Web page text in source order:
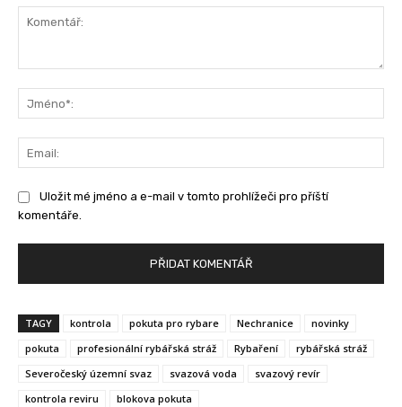
Uložit mé jméno a e-mail v tomto prohlížeči pro příští
komentáře.
TAGY kontrola pokuta pro rybare Nechranice
novinky
pokuta
profesionální rybářská stráž Rybaření
rybářská stráž
Severočeský územní svaz
svazová voda
svazový revír
kontrola reviru
blokova pokuta